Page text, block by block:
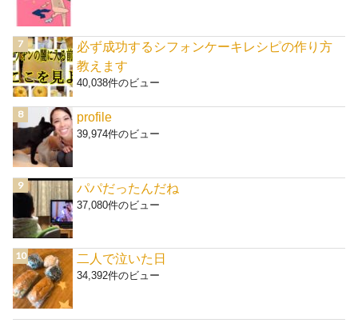
必ず成功するシフォンケーキレシピの作り方
教えます
40,038件のビュー
profile
39,974件のビュー
パパだったんだね
37,080件のビュー
二人で泣いた日
34,392件のビュー